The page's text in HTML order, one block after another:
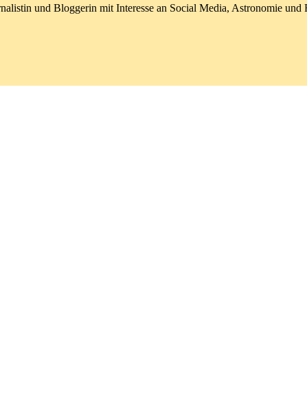
und Bloggerin mit Interesse an Social Media, Astronomie